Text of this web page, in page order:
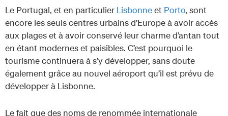
Le Portugal, et en particulier Lisbonneet Porto, sont
encore les seuls centres urbains d’Europe à avoir accès
aux plages et à avoir conservé leur charme d’antan tout
en étant modernes et paisibles. C’est pourquoi le
tourisme continuera à s’y développer, sans doute
également grâce au nouvel aéroport qu’il est prévu de
développer à Lisbonne.
Le fait que des noms de renommée internationale